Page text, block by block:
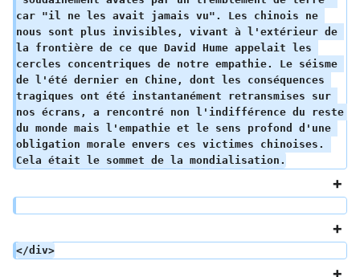
car "il ne les avait jamais vu". Les chinois ne
nous sont plus invisibles, vivant à l'extérieur de
la frontière de ce que David Hume appelait les
cercles concentriques de notre empathie. Le séisme
de l'été dernier en Chine, dont les conséquences
tragiques ont été instantanément retransmises sur
nos écrans, a rencontré non l'indifférence du reste
du monde mais l'empathie et le sens profond d'une
obligation morale envers ces victimes chinoises.
Cela était le sommet de la mondialisation.
</div>